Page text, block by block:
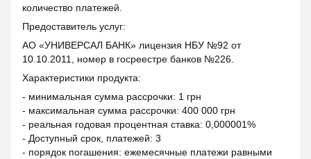
количество платежей.
Предоставитель услуг:
АО «УНИВЕРСАЛ БАНК» лицензия НБУ №92 от
10.10.2011, номер в госреестре банков №226.
Характеристики продукта:
- минимальная сумма рассрочки: 1 грн
- максимальная сумма рассрочки: 400 000 грн
- реальная годовая процентная ставка: 0,000001%
- Доступный срок, платежей: 3
- порядок погашения: ежемесячные платежи равными